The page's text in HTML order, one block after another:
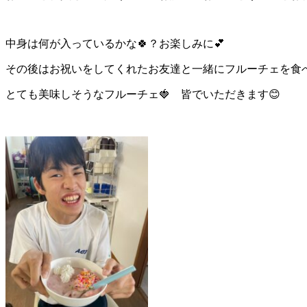
中身は何が入っているかな🍀？お楽しみに💕
その後はお祝いをしてくれたお友達と一緒にフルーチェを食
とても美味しそうなフルーチェ🍓 皆でいただきます😊